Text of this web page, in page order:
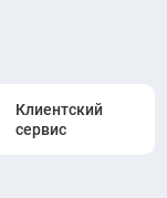
Клиентский
сервис